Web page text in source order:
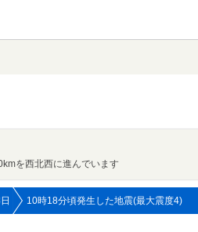
を西北西に進んでいます
10時18分頃発生した地震(最大震度4)